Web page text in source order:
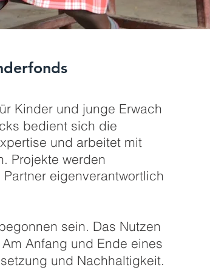
Kinder und junge Erwach
bedient sich die
und arbeitet mit
Projekte werden
eigenverant­wortlich
nen sein. Das Nutzen
Anfang und Ende eines
setzung und Nachhaltigkeit.